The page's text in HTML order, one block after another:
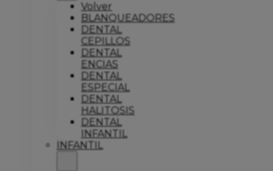
Volver
BLANQUEADORES
DENTAL
CEPILLOS
DENTAL
ENCIAS
DENTAL
ESPECIAL
DENTAL
HALITOSIS
DENTAL
INFANTIL
INFANTIL